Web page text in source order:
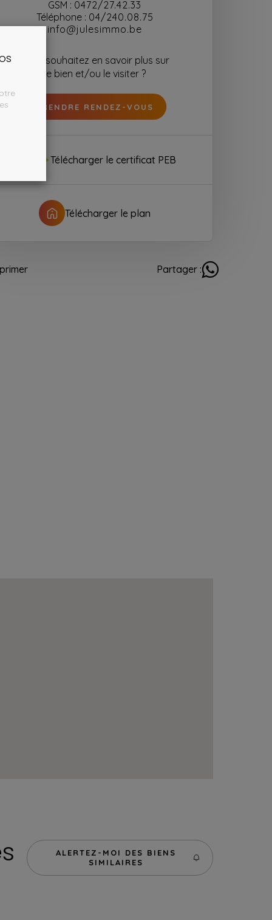
GSM : 0472/27.42.33
Téléphone : 04/240.08.75
info@julesimmo.be
Vous souhaitez en savoir plus sur
le bien et/ou le visiter ?
PRENDRE RENDEZ-VOUS
Télécharger le certificat PEB
Télécharger le plan
Partager :
ALERTEZ-MOI DES BIENS
SIMILAIRES